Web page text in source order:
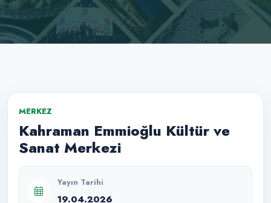
MERKEZ
Kahraman Emmioğlu Kültür ve
Sanat Merkezi
Yayın Tarihi
19.04.2026